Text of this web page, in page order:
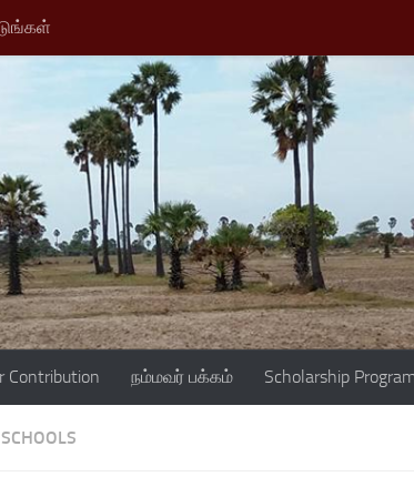
Contribution நம்மவர் பக்கம் Scholarship
SCHOOLS